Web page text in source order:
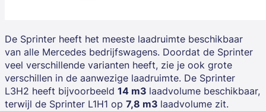
De Sprinter heeft het meeste laadruimte beschikbaar
van alle Mercedes bedrijfswagens. Doordat de Sprinter
veel verschillende varianten heeft, zie je ook grote
verschillen in de aanwezige laadruimte. De Sprinter
L3H2 heeft bijvoorbeeld 14 m3 laadvolume beschikbaar,
terwijl de Sprinter L1H1 op 7,8 m3 laadvolume zit.